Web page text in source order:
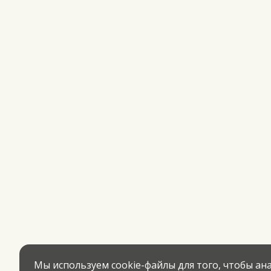
Мы используем cookie-файлы для того, чтобы